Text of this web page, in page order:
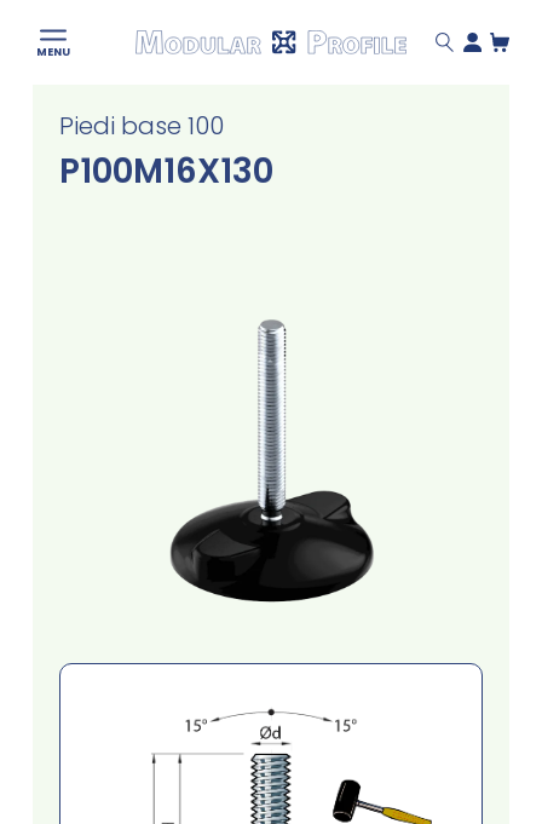
content
MENU
Modular
Piedi base 100
P100M16X130